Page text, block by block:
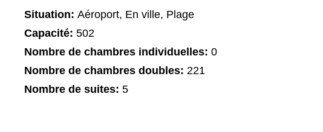
Situation: Aéroport, En ville, Plage
Capacité: 502
Nombre de chambres individuelles: 0
Nombre de chambres doubles: 221
Nombre de suites: 5